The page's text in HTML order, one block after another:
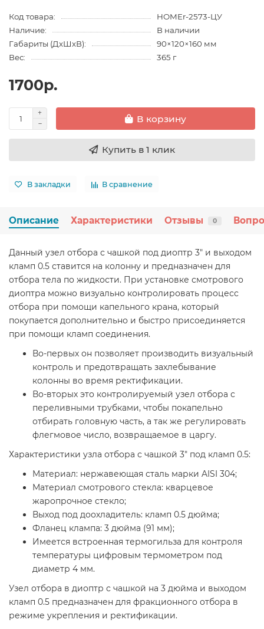
Код товара:
HOMEr-2573-ЦУ
Наличие:
В наличии
Габариты (ДхШхВ):
90×120×160 мм
Вес:
365 г
1700р.
В корзину
Купить в 1 клик
В закладки В сравнение
Описание Характеристики Отзывы 0
Данный узел отбора с чашкой под диоптр 3" и выходом
кламп 0.5 ставится на колонну и предназначен для
отбора тела по жидкости. При установке смотрового
диоптра можно визуально контролировать процесс
отбора при помощи капельного крана, который
покупается дополнительно и быстро присоединяется
при помощи кламп соединения.
Во-первых он позволяет производить визуальный
контроль и предотвращать захлебывание
колонны во время ректификации.
Во-вторых это контролируемый узел отбора с
переливными трубками, чтобы покапельно
отбирать головную часть, а так же регулировать
флегмовое число, возвращаемое в царгу.
Характеристики узла отбора с чашкой 3" под кламп 0.5:
Материал: нержавеющая сталь марки AISI 304;
Материал смотрового стекла: кварцевое
жаропрочное стекло;
Выход под доохладитель: кламп 0.5 дюйма;
Фланец клампа: 3 дюйма (91 мм);
Имеется встроенная термогильза для контроля
температуры цифровым термометром под
диаметр 4 мм.
Узел отбора в диоптр с чашкой на 3 дюйма и выходом
кламп 0.5 предназначен для фракционного отбора в
режиме укрепления и ректификации.